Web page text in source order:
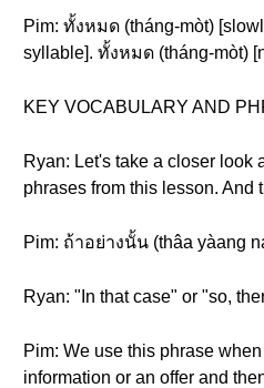
Pim: ทั้งหมด (tháng-mòt)
syllable]. ทั้งหมด (tháng-mòt)
KEY VOCABULARY AND
Ryan: Let's take a closer look
phrases from this lesson. And
Pim: ถ้าอย่างนั้น (thâa yàang
Ryan: "In that case" or "so,
Pim: We use this phrase
information or an offer and